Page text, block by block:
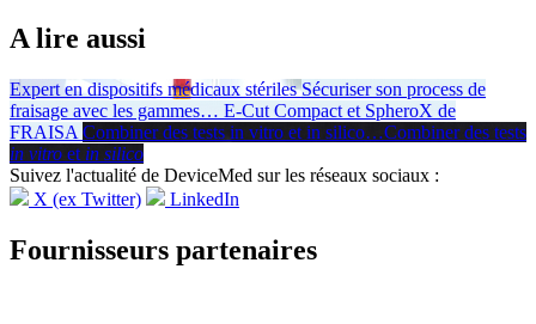
A lire aussi
Expert en dispositifs médicaux stériles Sécuriser son process de
fraisage avec les gammes… E-Cut Compact et SpheroX de
FRAISA Combiner des tests in vitro et in silico…Combiner des tests
in vitro et in silico
Suivez l'actualité de DeviceMed sur les réseaux sociaux :
X (ex Twitter)
LinkedIn
Fournisseurs partenaires